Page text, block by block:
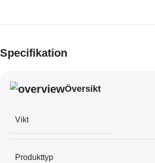
Specifikation
Översikt
Vikt
Produkttyp